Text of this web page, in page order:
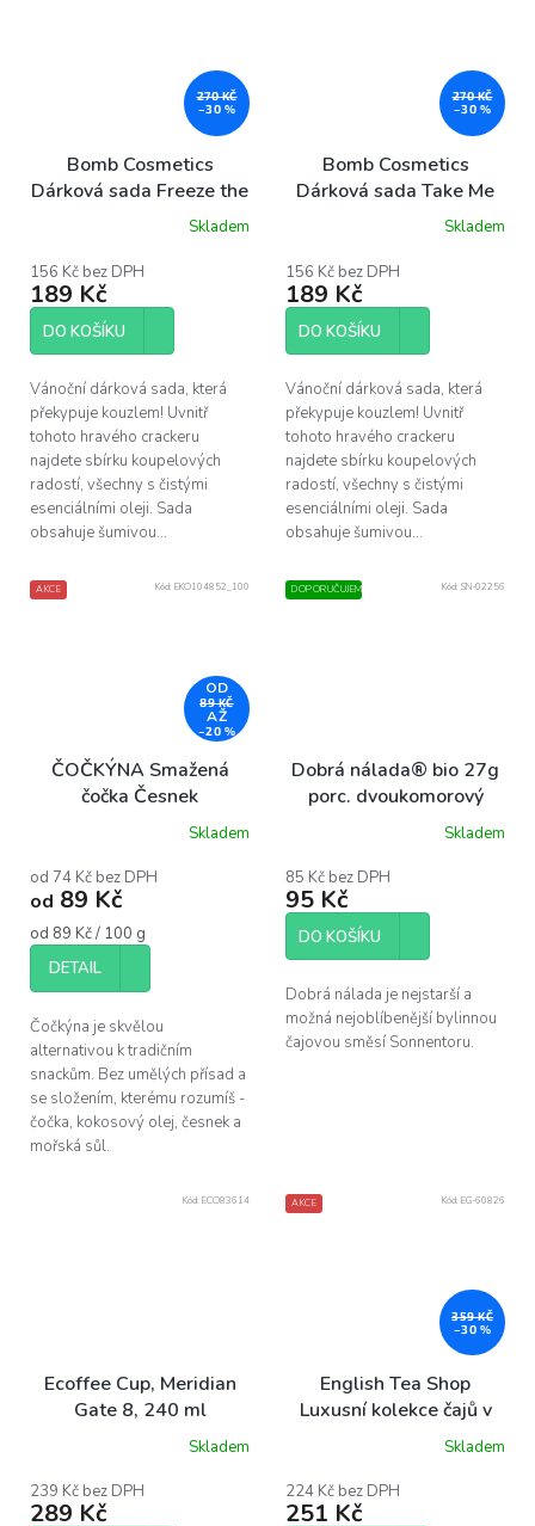
270 KČ
–30 %
Bomb Cosmetics
Dárková sada Freeze the
day mini cracker
produktu
je
5,0
5
Skladem
156 Kč bez DPH
189 Kč
DO KOŠÍKU
Vánoční dárková sada, která
překypuje kouzlem! Uvnitř
tohoto hravého crackeru
najdete sbírku koupelových
radostí, všechny s čistými
esenciálními oleji. Sada
obsahuje šumivou...
270 KČ
–30 %
Bomb Cosmetics
Dárková sada Take Me
Gnome mini cracker
Skladem
156 Kč bez DPH
189 Kč
DO KOŠÍKU
Vánoční dárková sada, která
překypuje kouzlem! Uvnitř
tohoto hravého crackeru
najdete sbírku koupelových
radostí, všechny s čistými
esenciálními oleji. Sada
obsahuje šumivou...
AKCE
OD
89 KČ
AŽ
–20 %
ČOČKÝNA Smažená
čočka Česnek
Skladem
od 74 Kč bez DPH
od 89 Kč
Měrná
cena:
od 89 Kč / 100 g
DETAIL
Čočkýna je skvělou
alternativou k tradičním
snackům. Bez umělých přísad a
se složením, kterému rozumíš -
čočka, kokosový olej, česnek a
mořská sůl.
Kód: EKO104852_100 DOPORUČUJEME
Dobrá nálada® bio 27g
porc. dvoukomorový
Skladem
85 Kč bez DPH
95 Kč
DO KOŠÍKU
Dobrá nálada je nejstarší a
možná nejoblíbenější bylinnou
čajovou směsí Sonnentoru.
Kód: SN-02256
Ecoffee Cup, Meridian
Gate 8, 240 ml
produktu
je
Skladem
239 Kč bez DPH
289 Kč
Kód: ECO83614 AKCE
359 KČ
–30 %
English Tea Shop
Luxusní kolekce čajů v
plechové dóze, 36 sáčků
produktu
je
Skladem
224 Kč bez DPH
251 Kč
Kód: EG-60826